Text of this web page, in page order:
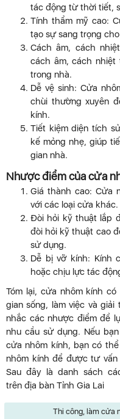
tác động từ thời tiết,
Tính thẩm mỹ cao:
tạo sự sang trọng
Cách âm, cách
cách âm, cách
trong nhà.
Dễ vệ sinh: Cửa
chùi thường xuyên
kính.
Tiết kiệm diện tích
kế mỏng nhẹ, giúp
gian nhà.
Nhược điểm của cửa
Giá thành cao: Cửa
với các loại cửa khác.
Đòi hỏi kỹ thuật lắp
đòi hỏi kỹ thuật cao
sử dụng.
Dễ bị vỡ kính: Kính
hoặc chịu lực tác
Tóm lại, cửa nhôm kính
gian sống, làm việc và
nhắc các nhược điểm để
nhu cầu sử dụng. Nếu
cửa nhôm kính, bạn có
nhôm kính để được tư
Sau đây là danh sách
trên địa bàn Tỉnh Gia Lai
Thi công, làm cửa